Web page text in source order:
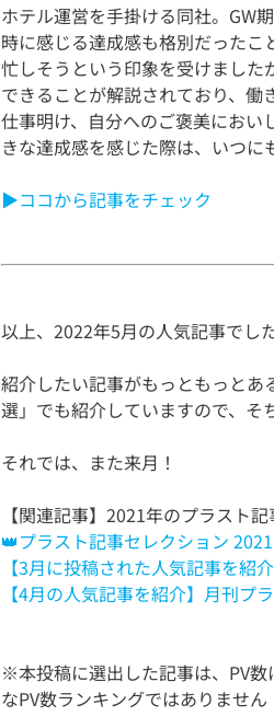
ホテル運営を手掛ける同社。GW
時に感じる達成感も格別だったこ
忙しそうという印象を受けまし
できることが解説されており、働
仕事明け、自分へのご褒美におい
▶ココから記事をチェック
紹介したい記事がもっともっとあ
👑プラスト記事セレクション
【3月に投稿された人気記事を紹
【4月の人気記事を紹介】月刊
※本投稿に選出した記事は、PV
なPV数ランキングではありません